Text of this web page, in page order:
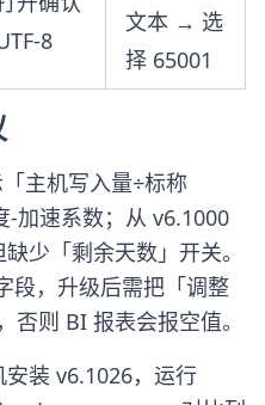
8
文本 → 选
择 65001
主机写入量÷标称
-加速系数；从 v6.1000
少「剩余天数」开关。
段，升级后需把「调整
否则 BI 报表会报空值。
装 v6.1026，运行